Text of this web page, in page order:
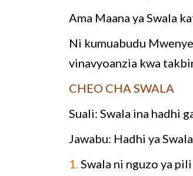
Ama Maana ya Swala
Ni kumuabudu
vinavyoanzia kwa
CHEO CHA SWALA
Suali: Swala ina hadhi
Jawabu: Hadhi ya
1.Swala ni nguzo ya